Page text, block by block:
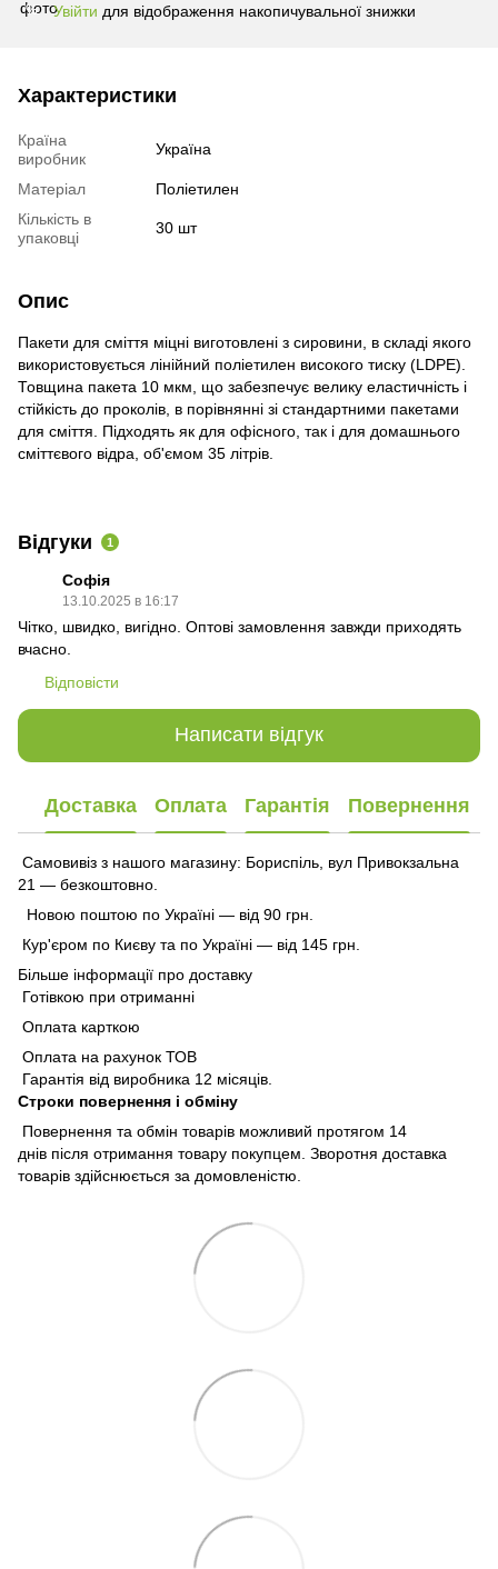
% Увійти для відображення накопичувальної знижки
Характеристики
Країна
виробник
Україна
Матеріал
Поліетилен
Кількість в
упаковці
30 шт
Опис
Пакети для сміття міцні виготовлені з сировини, в складі якого
використовується лінійний поліетилен високого тиску (LDPE).
Товщина пакета 10 мкм, що забезпечує велику еластичність і
стійкість до проколів, в порівнянні зі стандартними пакетами
для сміття. Підходять як для офісного, так і для домашнього
сміттєвого відра, об'ємом 35 літрів.
Відгуки 1
Софія
13.10.2025 в 16:17
Чітко, швидко, вигідно. Оптові замовлення завжди приходять
вчасно.
Відповісти
Написати відгук
Доставка Оплата Гарантія Повернення
Самовивіз з нашого магазину: Бориспіль, вул Привокзальна
21 — безкоштовно.
Новою поштою по Україні — від 90 грн.
Кур'єром по Києву та по Україні — від 145 грн.
Більше інформації про доставку
Готівкою при отриманні
Оплата карткою
Оплата на рахунок ТОВ
Гарантія від виробника 12 місяців.
Строки повернення і обміну
Повернення та обмін товарів можливий протягом 14
днів після отримання товару покупцем. Зворотня доставка
товарів здійснюється за домовленістю.